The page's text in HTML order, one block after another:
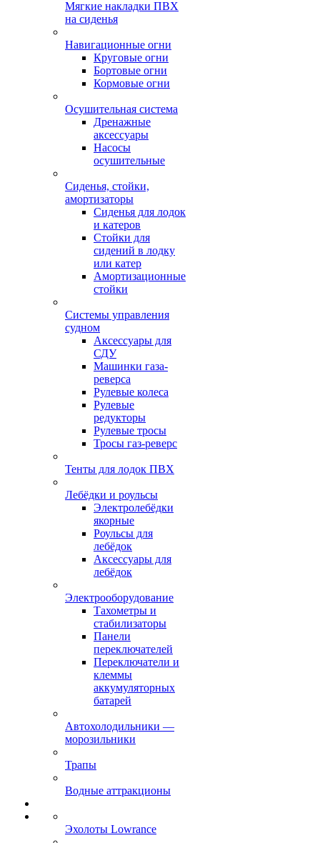
Мягкие накладки ПВХ
на сиденья
Навигационные огни
Круговые огни
Бортовые огни
Кормовые огни
Осушительная система
Дренажные
аксессуары
Насосы
осушительные
Сиденья, стойки,
амортизаторы
Сиденья для лодок
и катеров
Стойки для
сидений в лодку
или катер
Амортизационные
стойки
Системы управления
судном
Аксессуары для
СДУ
Машинки газа-
реверса
Рулевые колеса
Рулевые
редукторы
Рулевые тросы
Тросы газ-реверс
Тенты для лодок ПВХ
Лебёдки и роульсы
Электролебёдки
якорные
Роульсы для
лебёдок
Аксессуары для
лебёдок
Электрооборудование
Тахометры и
стабилизаторы
Панели
переключателей
Переключатели и
клеммы
аккумуляторных
батарей
Автохолодильники —
морозильники
Трапы
Водные аттракционы
Эхолоты Lowrance